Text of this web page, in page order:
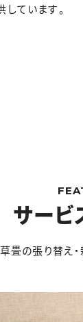
ています。
サービ
畳の張り替え